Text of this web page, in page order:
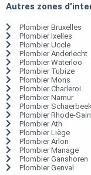
Autres zones
Plombier Bruxelles
Plombier Ixelles
Plombier Uccle
Plombier Anderlecht
Plombier Waterloo
Plombier Tubize
Plombier Mons
Plombier Charleroi
Plombier Namur
Plombier Schaerbeek
Plombier Rhode-
Plombier Ath
Plombier Liège
Plombier Arlon
Plombier Manage
Plombier Ganshoren
Plombier Genval